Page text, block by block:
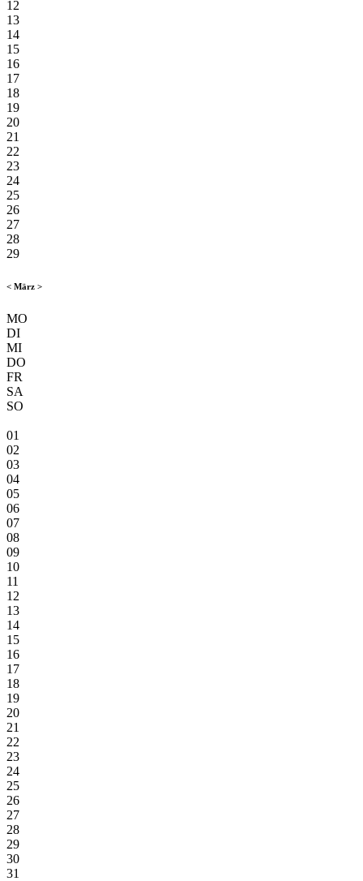
12
13
14
15
16
17
18
19
20
21
22
23
24
25
26
27
28
29
< März >
MO
DI
MI
DO
FR
SA
SO
01
02
03
04
05
06
07
08
09
10
11
12
13
14
15
16
17
18
19
20
21
22
23
24
25
26
27
28
29
30
31